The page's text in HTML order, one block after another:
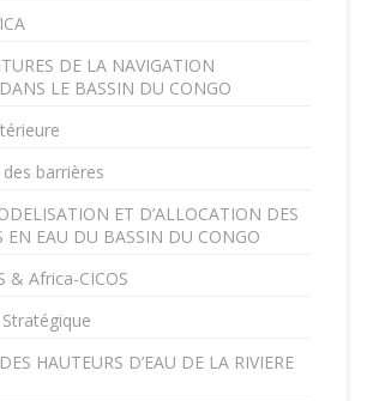
DE LA NAVIGATION
LE BASSIN DU CONGO
barrières
ET D’ALLOCATION DES
EN EAU DU BASSIN DU CONGO
& Africa-CICOS
Stratégique
HAUTEURS D’EAU DE LA RIVIERE